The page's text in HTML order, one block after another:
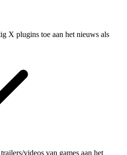
X plugins toe aan het nieuws als
videos van games aan het